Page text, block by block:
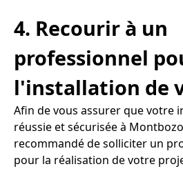
4. Recourir à un
professionnel
l'installation de
Afin de vous assurer que votre
réussie et sécurisée à
recommandé de solliciter un
pour la réalisation de votre